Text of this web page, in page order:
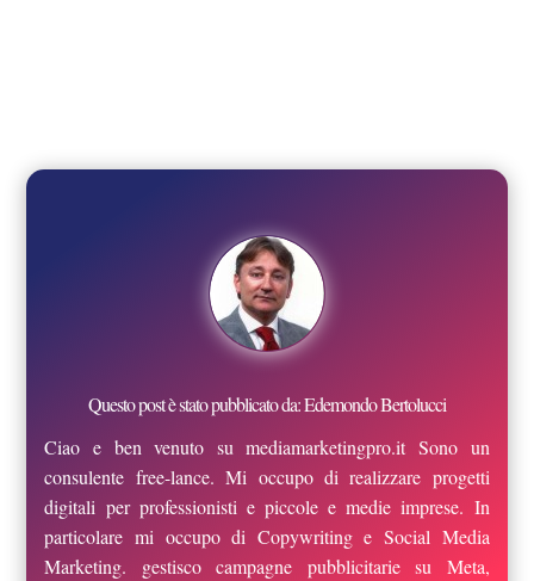
Questo post è stato pubblicato da: Edemondo Bertolucci
Ciao e ben venuto su mediamarketingpro.it Sono un
consulente free-lance. Mi occupo di realizzare progetti
digitali per professionisti e piccole e medie imprese. In
particolare mi occupo di Copywriting e Social Media
Marketing. gestisco campagne pubblicitarie su Meta,